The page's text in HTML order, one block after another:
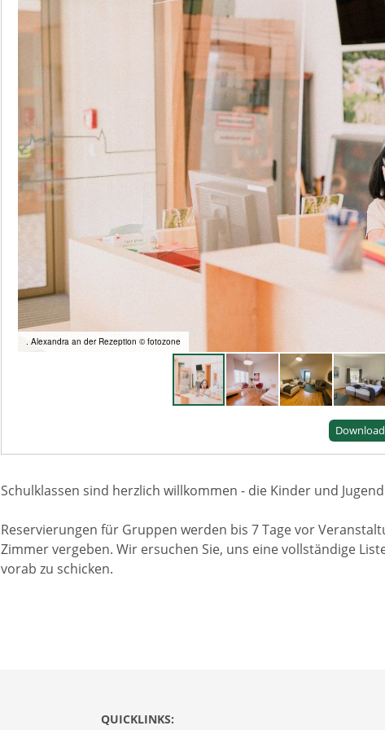
. Alexandra an der Rezeption © fotozone
Download
Schulklassen sind herzlich willkommen - die Kinder und
Reservierungen für Gruppen werden bis 7 Tage vor
Zimmer vergeben. Wir ersuchen Sie, uns eine vollständige
vorab zu schicken.
QUICKLINKS: